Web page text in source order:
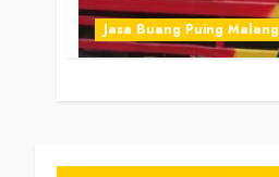
Jasa Buang Puing Malang